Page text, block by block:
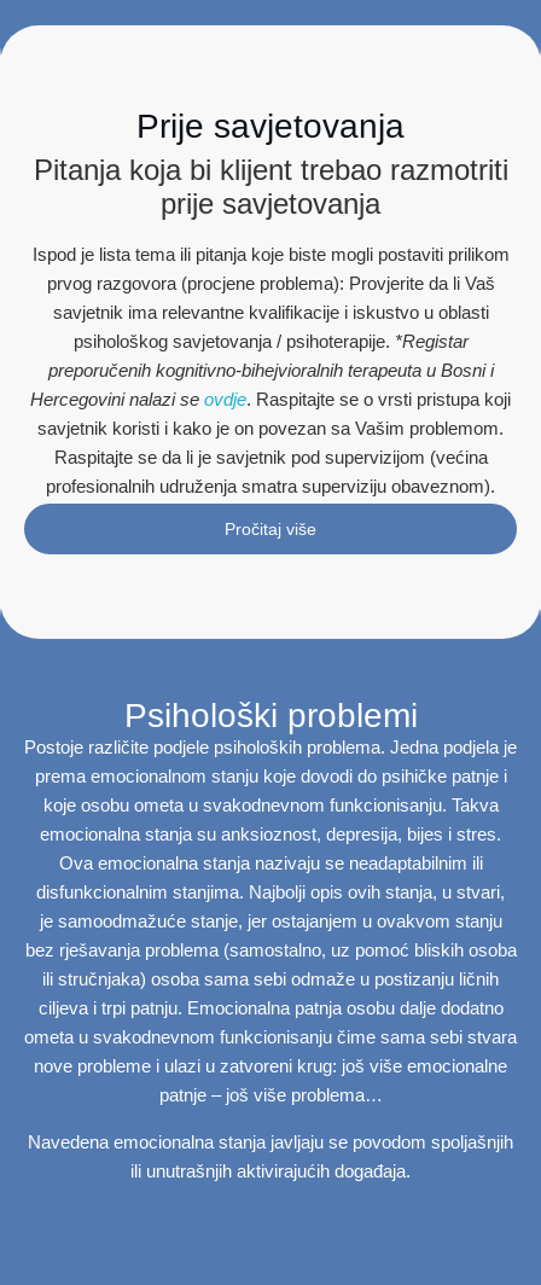
Prije savjetovanja
Pitanja koja bi klijent trebao razmotriti
prije savjetovanja
Ispod je lista tema ili pitanja koje biste mogli postaviti prilikom
prvog razgovora (procjene problema): Provjerite da li Vaš
savjetnik ima relevantne kvalifikacije i iskustvo u oblasti
psihološkog savjetovanja / psihoterapije. *Registar
preporučenih kognitivno-bihejvioralnih terapeuta u Bosni i
Hercegovini nalazi se ovdje. Raspitajte se o vrsti pristupa koji
savjetnik koristi i kako je on povezan sa Vašim problemom.
Raspitajte se da li je savjetnik pod supervizijom (većina
profesionalnih udruženja smatra superviziju obaveznom).
Pročitaj više
Psihološki problemi
Postoje različite podjele psiholoških problema. Jedna podjela je
premaemocionalnom stanjukoje dovodi do psihičke patnje i
koje osobu ometa u svakodnevnom funkcionisanju. Takva
emocionalna stanja su anksioznost, depresija, bijes i stres.
Ova emocionalna stanja nazivaju se neadaptabilnim ili
disfunkcionalnim stanjima. Najbolji opis ovih stanja, u stvari,
je samoodmažuće stanje, jer ostajanjem u ovakvom stanju
bez rješavanja problema (samostalno, uz pomoć bliskih osoba
ili stručnjaka) osoba sama sebi odmaže u postizanju ličnih
ciljeva i trpi patnju. Emocionalna patnja osobu dalje dodatno
ometa u svakodnevnom funkcionisanju čime sama sebi stvara
nove probleme i ulazi u zatvoreni krug: još više emocionalne
patnje – još više problema…
Navedena emocionalna stanja javljaju se povodom spoljašnjih
ili unutrašnjih aktivirajućih događaja.